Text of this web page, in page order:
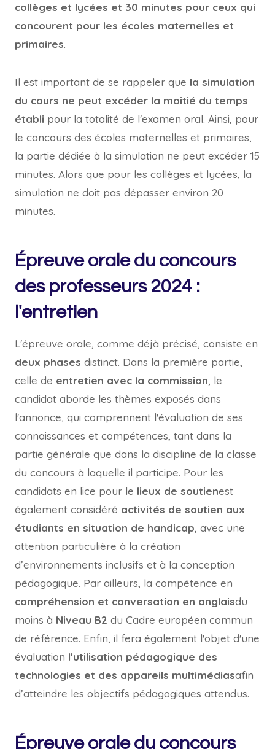
collèges et lycées et 30 minutes pour ceux qui
concourent pour les écoles maternelles et
primaires.
Il est important de se rappeler que la simulation
du cours ne peut excéder la moitié du temps
établi pour la totalité de l'examen oral. Ainsi, pour
le concours des écoles maternelles et primaires,
la partie dédiée à la simulation ne peut excéder 15
minutes. Alors que pour les collèges et lycées, la
simulation ne doit pas dépasser environ 20
minutes.
Épreuve orale du concours
des professeurs 2024 :
l'entretien
L'épreuve orale, comme déjà précisé, consiste en
deux phases distinct. Dans la première partie,
celle de entretien avec la commission, le
candidat aborde les thèmes exposés dans
l'annonce, qui comprennent l'évaluation de ses
connaissances et compétences, tant dans la
partie générale que dans la discipline de la classe
du concours à laquelle il participe. Pour les
candidats en lice pour le lieux de soutienest
également considéré activités de soutien aux
étudiants en situation de handicap, avec une
attention particulière à la création
d’environnements inclusifs et à la conception
pédagogique. Par ailleurs, la compétence en
compréhension et conversation en anglaisdu
moins à Niveau B2 du Cadre européen commun
de référence. Enfin, il fera également l'objet d'une
évaluation l'utilisation pédagogique des
technologies et des appareils multimédiasafin
d’atteindre les objectifs pédagogiques attendus.
Épreuve orale du concours